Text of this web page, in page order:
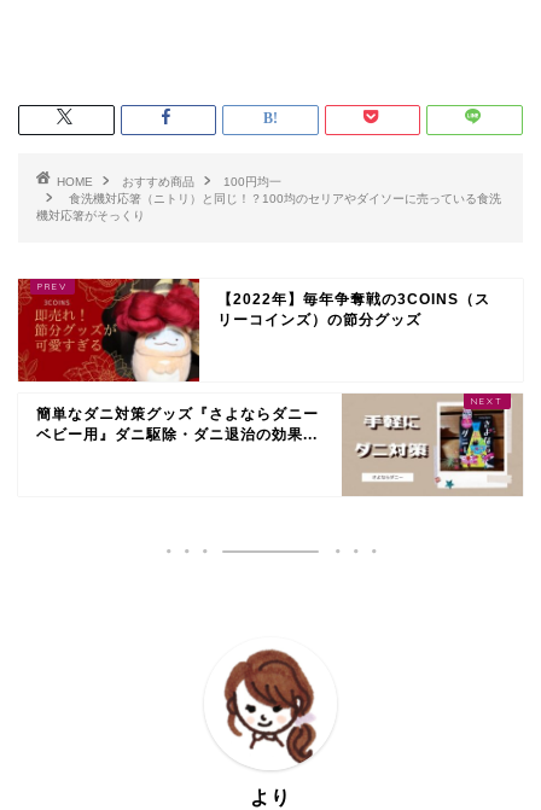
HOME おすすめ商品
100円均一
食洗機対応箸（ニトリ）と同じ！？100均のセリアやダイソーに売っている食洗
機対応箸がそっくり
【2022年】毎年争奪戦の3COINS（ス
リーコインズ）の節分グッズ
簡単なダニ対策グッズ『さよならダニー
ベビー用』ダニ駆除・ダニ退治の効果...
より